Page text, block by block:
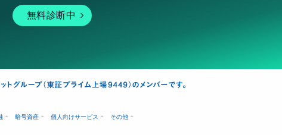
無料診断中
暗号資産 個人向けサービス その他